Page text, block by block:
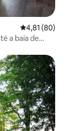
4,81 de uma
4,81 (80)
a baía de